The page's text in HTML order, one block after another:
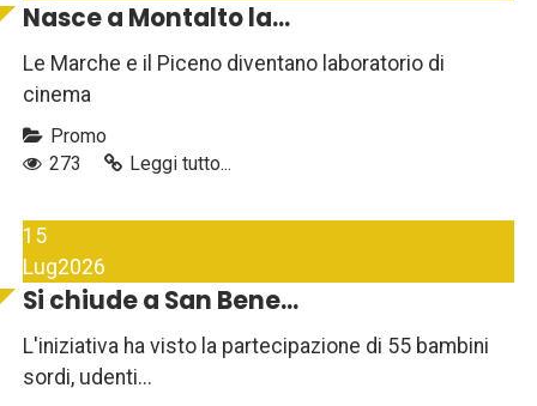
Nasce a Montalto la...
Le Marche e il Piceno diventano laboratorio di
cinema
Promo
273
Leggi tutto...
15
Lug2026
Si chiude a San Bene...
L'iniziativa ha visto la partecipazione di 55 bambini
sordi, udenti...